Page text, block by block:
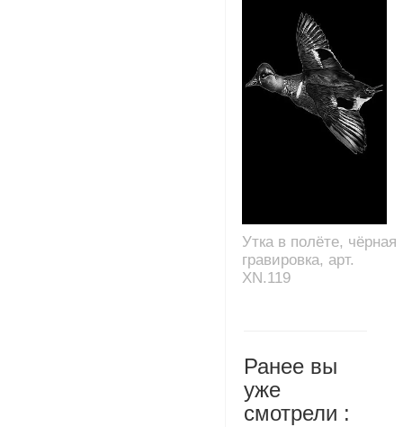
Утка в полёте, чёрная
гравировка, арт.
XN.119
Ранее вы
уже
смотрели :